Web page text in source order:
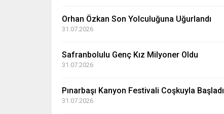
Orhan Özkan Son Yolculuğuna Uğurlandı
31.07.2026
Safranbolulu Genç Kız Milyoner Oldu
31.07.2026
Pınarbaşı Kanyon Festivali Coşkuyla Başladı
31.07.2026